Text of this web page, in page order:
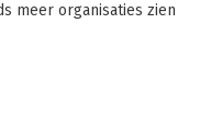
meer organisaties zien
succesvolle